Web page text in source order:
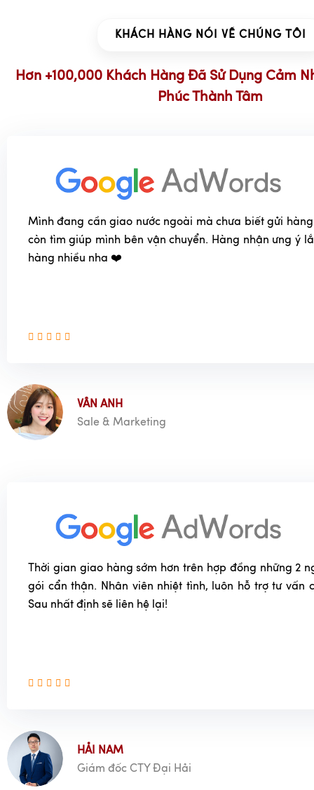
KHÁCH HÀNG NÓI VỀ CHÚNG TÔI
Hơn +100,000 Khách Hàng Đã Sử Dụng Cảm
Phúc Thành Tâm
Mình đang cần giao nước ngoài mà chưa biết gửi hàng
còn tìm giúp mình bên vận chuyển. Hàng nhận ưng ý
hàng nhiều nha ❤️
VÂN ANH
Sale & Marketing
Thời gian giao hàng sớm hơn trên hợp đồng những 2
gói cẩn thận. Nhân viên nhiệt tình, luôn hỗ trợ tư vấn
Sau nhất định sẽ liên hệ lại!
HẢI NAM
Giám đốc CTY Đại Hải